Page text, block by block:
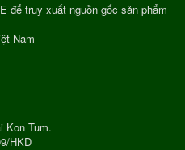
để truy xuất nguồn gốc sản phẩm
Nam
Kon Tum.
HKD